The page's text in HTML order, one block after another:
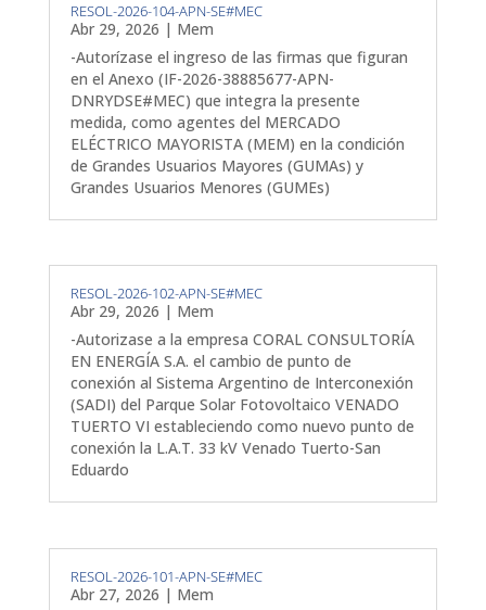
RESOL-2026-104-APN-SE#MEC
Abr 29, 2026 | Mem
-Autorízase el ingreso de las firmas que figuran
en el Anexo (IF-2026-38885677-APN-
DNRYDSE#MEC) que integra la presente
medida, como agentes del MERCADO
ELÉCTRICO MAYORISTA (MEM) en la condición
de Grandes Usuarios Mayores (GUMAs) y
Grandes Usuarios Menores (GUMEs)
RESOL-2026-102-APN-SE#MEC
Abr 29, 2026 | Mem
-Autorizase a la empresa CORAL CONSULTORÍA
EN ENERGÍA S.A. el cambio de punto de
conexión al Sistema Argentino de Interconexión
(SADI) del Parque Solar Fotovoltaico VENADO
TUERTO VI estableciendo como nuevo punto de
conexión la L.A.T. 33 kV Venado Tuerto-San
Eduardo
RESOL-2026-101-APN-SE#MEC
Abr 27, 2026 | Mem